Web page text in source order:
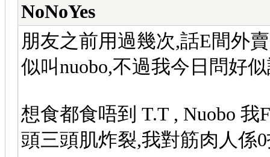
NoNoYes
朋友之前用過幾次,話E間外
似叫nuobo,不過我今日問好
想食都食唔到 T.T , Nuobo
頭三頭肌炸裂,我對筋肉人係